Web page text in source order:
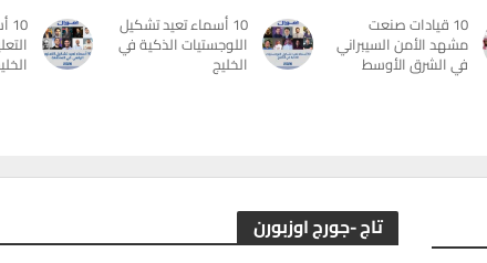
10 قيادات صنعت
مشهد الأمن السيبراني
في الشرق الأوسط
10 أسماء تعيد تشكيل
اللوجستيات الذكية في
الخليج
تاج -جورج اوزبورن